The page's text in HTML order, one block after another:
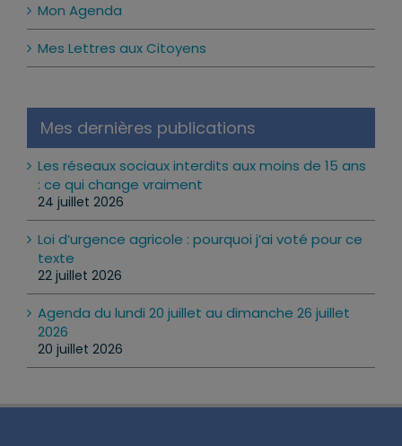
Mon Agenda
Mes Lettres aux Citoyens
Mes dernières publications
Les réseaux sociaux interdits aux moins de 15 ans
: ce qui change vraiment
24 juillet 2026
Loi d’urgence agricole : pourquoi j’ai voté pour ce
texte
22 juillet 2026
Agenda du lundi 20 juillet au dimanche 26 juillet
2026
20 juillet 2026